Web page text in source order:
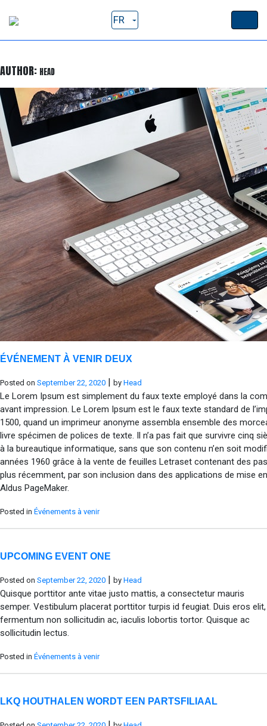
FR
AUTHOR: HEAD
ÉVÉNEMENT À VENIR DEUX
Posted on September 22, 2020 by Head
Le Lorem Ipsum est simplement du faux texte employé dans la
avant impression. Le Lorem Ipsum est le faux texte standard de
1500, quand un imprimeur anonyme assembla ensemble des
livre spécimen de polices de texte. Il n’a pas fait que survivre cinq
à la bureautique informatique, sans que son contenu n’en soit
années 1960 grâce à la vente de feuilles Letraset contenant des
plus récemment, par son inclusion dans des applications de mise
Aldus PageMaker.
Posted in Événements à venir
UPCOMING EVENT ONE
Posted on September 22, 2020 by Head
Quisque porttitor ante vitae justo mattis, a consectetur mauris
semper. Vestibulum placerat porttitor turpis id feugiat. Duis eros elit,
fermentum non sollicitudin ac, iaculis lobortis tortor. Quisque ac
sollicitudin lectus.
Posted in Événements à venir
LKQ HOUTHALEN WORDT EEN PARTSFILIAAL